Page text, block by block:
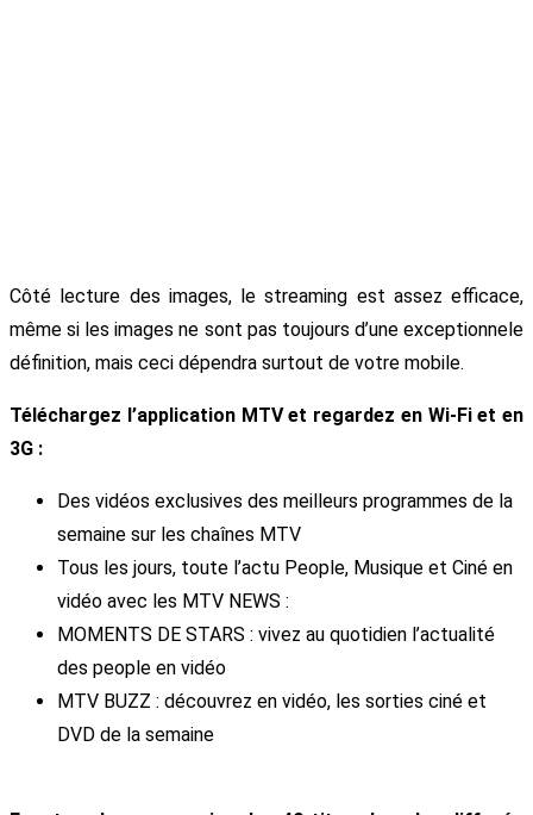
Côté lecture des images, le streaming est assez efficace,
même si les images ne sont pas toujours d’une exceptionnele
définition, mais ceci dépendra surtout de votre mobile.
Téléchargez l’application MTV et regardez en Wi-Fi et en
3G :
Des vidéos exclusives des meilleurs programmes de la
semaine sur les chaînes MTV
Tous les jours, toute l’actu People, Musique et Ciné en
vidéo avec les MTV NEWS :
MOMENTS DE STARS : vivez au quotidien l’actualité
des people en vidéo
MTV BUZZ : découvrez en vidéo, les sorties ciné et
DVD de la semaine